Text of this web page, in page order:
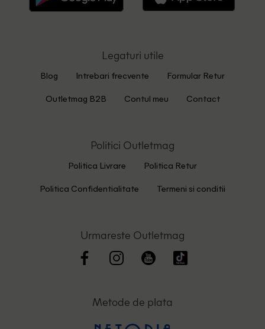
Legaturi utile
Blog Intrebari frecvente Formular Retur
Outletmag B2B Contul meu Contact
Politici Outletmag
Politica Livrare Politica Retur
Politica Confidentialitate Termeni si conditii
Urmareste Outletmag
Metode de plata